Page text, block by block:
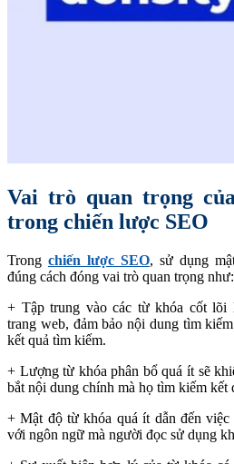
Vai trò quan trọng
trong chiến lược SEO
Trong chiến lược SEO, sử dụng
đúng cách đóng vai trò quan trọng như:
+ Tập trung vào các từ khóa cốt lõi
trang web, đảm bảo nội dung tìm
kết quả tìm kiếm.
+ Lượng từ khóa phân bổ quá ít sẽ
bắt nội dung chính mà họ tìm kiếm kết
+ Mật độ từ khóa quá ít dẫn đến
với ngôn ngữ mà người đọc sử dụng